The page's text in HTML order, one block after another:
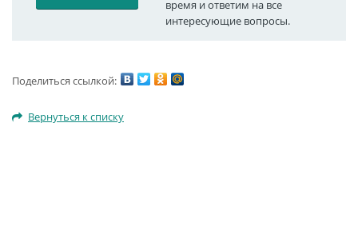
время и ответим на все
интересующие вопросы.
Поделиться ссылкой:
Вернуться к списку